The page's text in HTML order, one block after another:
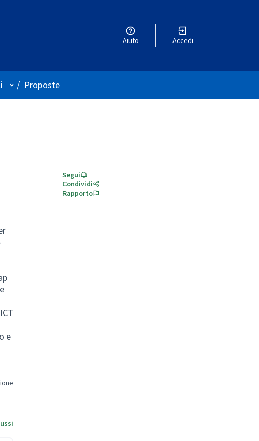
Aiuto Accedi
Menù utente
/ Proposte
e
per categoria: Istruzione
Segui
Condividi
Rapporto